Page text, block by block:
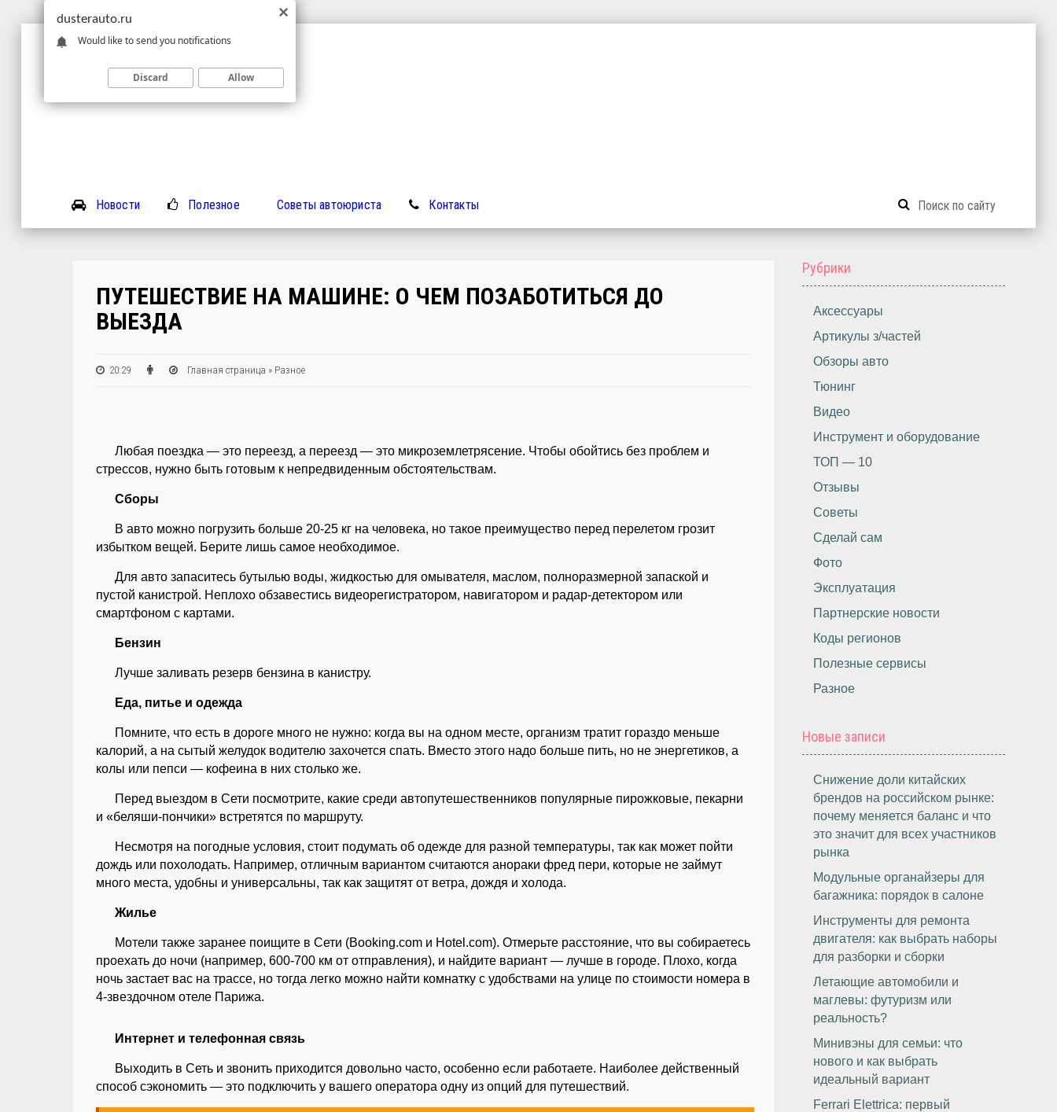
Новости Полезное Советы автоюриста Контакты
ПУТЕШЕСТВИЕ НА МАШИНЕ: О ЧЕМ ПОЗАБОТИТЬСЯ ДО
ВЫЕЗДА
20:29 Главная страница » Разное
Любая поездка — это переезд, а переезд — это микроземлетрясение. Чтобы обойтись без проблем и
стрессов, нужно быть готовым к непредвиденным обстоятельствам.
Сборы
В авто можно погрузить больше 20-25 кг на человека, но такое преимущество перед перелетом грозит
избытком вещей. Берите лишь самое необходимое.
Для авто запаситесь бутылью воды, жидкостью для омывателя, маслом, полноразмерной запаской и
пустой канистрой. Неплохо обзавестись видеорегистратором, навигатором и радар-детектором или
смартфоном с картами.
Бензин
Лучше заливать резерв бензина в канистру.
Еда, питье и одежда
Помните, что есть в дороге много не нужно: когда вы на одном месте, организм тратит гораздо меньше
калорий, а на сытый желудок водителю захочется спать. Вместо этого надо больше пить, но не энергетиков, а
колы или пепси — кофеина в них столько же.
Перед выездом в Сети посмотрите, какие среди автопутешественников популярные пирожковые, пекарни
и «беляши-пончики» встретятся по маршруту.
Несмотря на погодные условия, стоит подумать об одежде для разной температуры, так как может пойти
дождь или похолодать. Например, отличным вариантом считаются анораки фред пери, которые не займут
много места, удобны и универсальны, так как защитят от ветра, дождя и холода.
Жилье
Мотели также заранее поищите в Сети (Booking.com и Hotel.com). Отмерьте расстояние, что вы собираетесь
проехать до ночи (например, 600-700 км от отправления), и найдите вариант — лучше в городе. Плохо, когда
ночь застает вас на трассе, но тогда легко можно найти комнатку с удобствами на улице по стоимости номера в
4-звездочном отеле Парижа.
Интернет и телефонная связь
Выходить в Сеть и звонить приходится довольно часто, особенно если работаете. Наиболее действенный
способ сэкономить — это подключить у вашего оператора одну из опций для путешествий.
Рубрики
Аксессуары
Артикулы з/частей
Обзоры авто
Тюнинг
Видео
Инструмент и оборудование
ТОП — 10
Отзывы
Советы
Сделай сам
Фото
Эксплуатация
Партнерские новости
Коды регионов
Полезные сервисы
Разное
Новые записи
Снижение доли китайских
брендов на российском рынке:
почему меняется баланс и что
это значит для всех участников
рынка
Модульные органайзеры для
багажника: порядок в салоне
Инструменты для ремонта
двигателя: как выбрать наборы
для разборки и сборки
Летающие автомобили и
маглевы: футуризм или
реальность?
Минивэны для семьи: что
нового и как выбрать
идеальный вариант
Ferrari Elettrica: первый
dusterauto.ru
Would like to send you notifications
Discard Allow